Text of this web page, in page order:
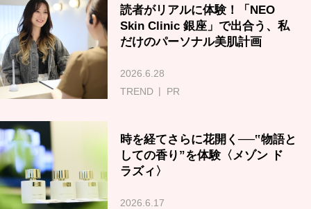
読者がリアルに体験！「NEO
Skin Clinic 銀座」で出合う、私
だけのパーソナル美肌計画
2026.6.28
TREND
PR
時を経てさらに花開く──‟物語と
しての香り”を体験〈メゾン ド
ラズィ〉
2026.6.17